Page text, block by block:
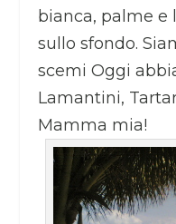
bianca, palme e
sullo sfondo.
scemi Oggi
Lamantini,
Mamma mia!